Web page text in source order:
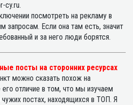
cy.ru.
посмотреть на рекламу в
запросам. Если она там есть, значит
и за него люди борятся.
посты на сторонних ресурсах
можно сказать похож на
отличие в том, что мы изучаем
постах, находящихся в ТОП. Я